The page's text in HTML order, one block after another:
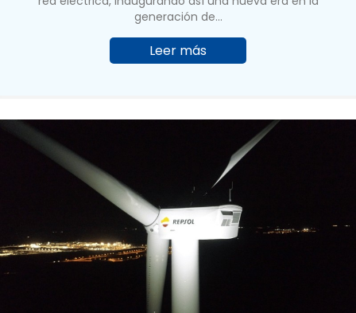
generación de…
Leer más